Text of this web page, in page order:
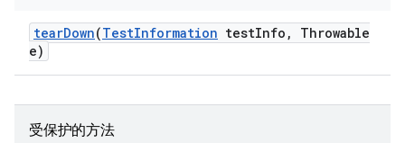
tearDown(TestInformation testInfo ,
Throwable
e)
受保护的方法